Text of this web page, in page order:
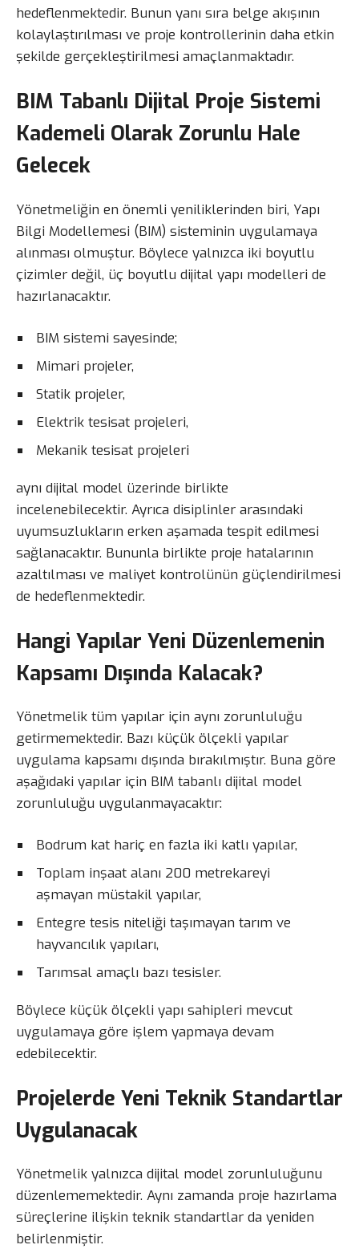
hedeflenmektedir. Bunun yanı sıra belge akışının
kolaylaştırılması ve proje kontrollerinin daha etkin
şekilde gerçekleştirilmesi amaçlanmaktadır.
BIM Tabanlı Dijital Proje Sistemi
Kademeli Olarak Zorunlu Hale
Gelecek
Yönetmeliğin en önemli yeniliklerinden biri, Yapı
Bilgi Modellemesi (BIM) sisteminin uygulamaya
alınması olmuştur. Böylece yalnızca iki boyutlu
çizimler değil, üç boyutlu dijital yapı modelleri de
hazırlanacaktır.
BIM sistemi sayesinde;
Mimari projeler,
Statik projeler,
Elektrik tesisat projeleri,
Mekanik tesisat projeleri
aynı dijital model üzerinde birlikte
incelenebilecektir. Ayrıca disiplinler arasındaki
uyumsuzlukların erken aşamada tespit edilmesi
sağlanacaktır. Bununla birlikte proje hatalarının
azaltılması ve maliyet kontrolünün güçlendirilmesi
de hedeflenmektedir.
Hangi Yapılar Yeni Düzenlemenin
Kapsamı Dışında Kalacak?
Yönetmelik tüm yapılar için aynı zorunluluğu
getirmemektedir. Bazı küçük ölçekli yapılar
uygulama kapsamı dışında bırakılmıştır. Buna göre
aşağıdaki yapılar için BIM tabanlı dijital model
zorunluluğu uygulanmayacaktır:
Bodrum kat hariç en fazla iki katlı yapılar,
Toplam inşaat alanı 200 metrekareyi
aşmayan müstakil yapılar,
Entegre tesis niteliği taşımayan tarım ve
hayvancılık yapıları,
Tarımsal amaçlı bazı tesisler.
Böylece küçük ölçekli yapı sahipleri mevcut
uygulamaya göre işlem yapmaya devam
edebilecektir.
Projelerde Yeni Teknik Standartlar
Uygulanacak
Yönetmelik yalnızca dijital model zorunluluğunu
düzenlememektedir. Aynı zamanda proje hazırlama
süreçlerine ilişkin teknik standartlar da yeniden
belirlenmiştir.